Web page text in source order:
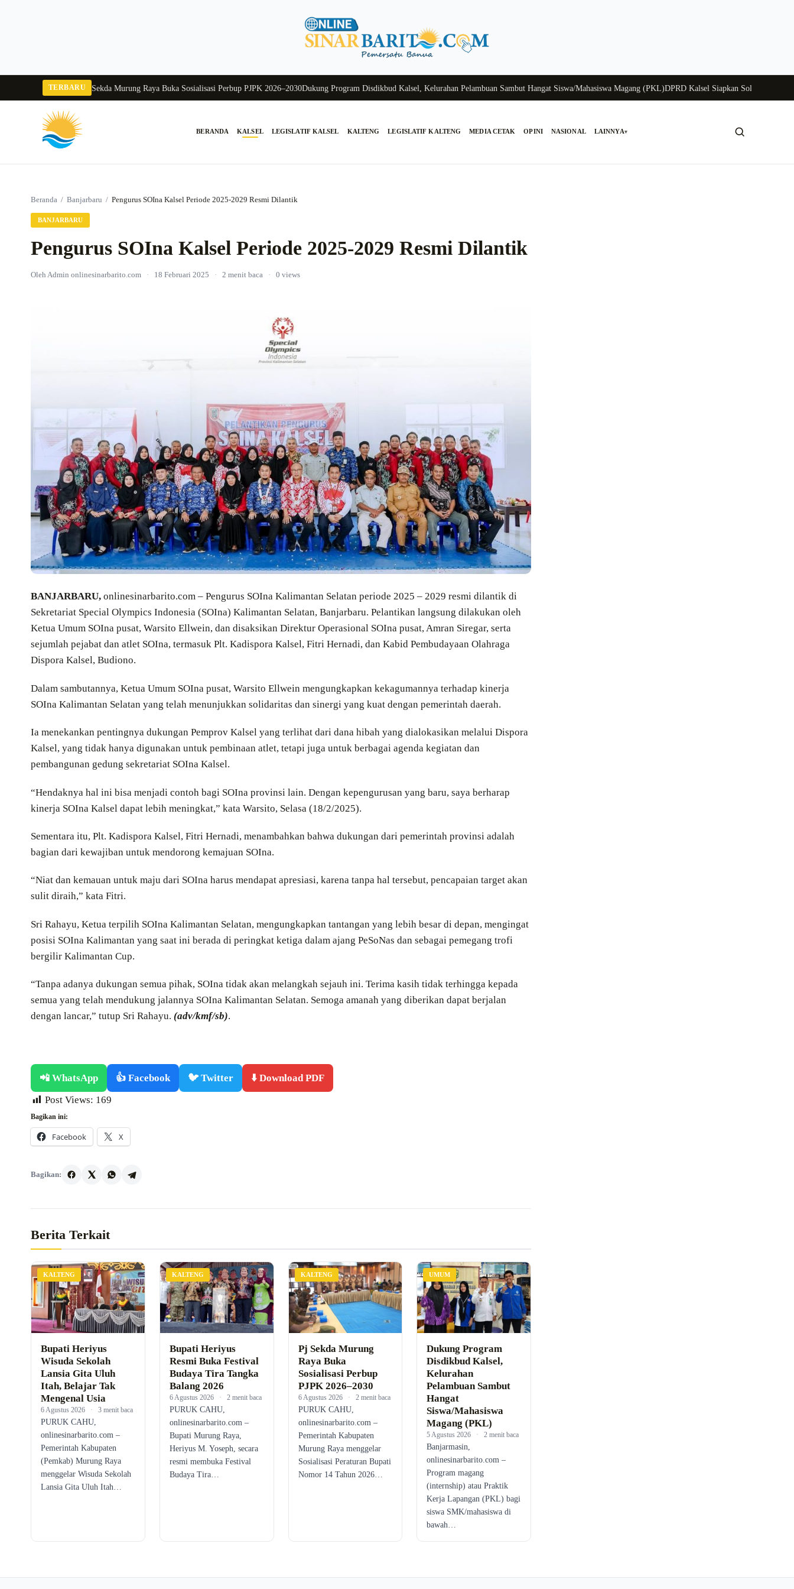
TERBARU
Balang 2026Pj Sekda Murung Raya Buka Sosialisasi Perbup PJPK 2026–2030Dukung Program Disdikbud Kalsel, Kelurahan Pelambuan Sambut Hangat Siswa/Mahasiswa Magang (PKL)DPRD Kalsel Siapkan Solusi Krisis
BERANDA KALSEL LEGISLATIF KALSEL KALTENG LEGISLATIF KALTENG MEDIA CETAK OPINI NASIONAL LAINNYA▾
Beranda / Banjarbaru / Pengurus SOIna Kalsel Periode 2025-2029 Resmi Dilantik
BANJARBARU
Pengurus SOIna Kalsel Periode 2025-2029 Resmi Dilantik
Oleh Admin onlinesinarbarito.com · 18 Februari 2025 · 2 menit baca · 0 views
BANJARBARU, onlinesinarbarito.com – Pengurus SOIna Kalimantan Selatan periode 2025 – 2029 resmi dilantik di
Sekretariat Special Olympics Indonesia (SOIna) Kalimantan Selatan, Banjarbaru. Pelantikan langsung dilakukan oleh
Ketua Umum SOIna pusat, Warsito Ellwein, dan disaksikan Direktur Operasional SOIna pusat, Amran Siregar, serta
sejumlah pejabat dan atlet SOIna, termasuk Plt. Kadispora Kalsel, Fitri Hernadi, dan Kabid Pembudayaan Olahraga
Dispora Kalsel, Budiono.
Dalam sambutannya, Ketua Umum SOIna pusat, Warsito Ellwein mengungkapkan kekagumannya terhadap kinerja
SOIna Kalimantan Selatan yang telah menunjukkan solidaritas dan sinergi yang kuat dengan pemerintah daerah.
Ia menekankan pentingnya dukungan Pemprov Kalsel yang terlihat dari dana hibah yang dialokasikan melalui Dispora
Kalsel, yang tidak hanya digunakan untuk pembinaan atlet, tetapi juga untuk berbagai agenda kegiatan dan
pembangunan gedung sekretariat SOIna Kalsel.
“Hendaknya hal ini bisa menjadi contoh bagi SOIna provinsi lain. Dengan kepengurusan yang baru, saya berharap
kinerja SOIna Kalsel dapat lebih meningkat,” kata Warsito, Selasa (18/2/2025).
Sementara itu, Plt. Kadispora Kalsel, Fitri Hernadi, menambahkan bahwa dukungan dari pemerintah provinsi adalah
bagian dari kewajiban untuk mendorong kemajuan SOIna.
“Niat dan kemauan untuk maju dari SOIna harus mendapat apresiasi, karena tanpa hal tersebut, pencapaian target akan
sulit diraih,” kata Fitri.
Sri Rahayu, Ketua terpilih SOIna Kalimantan Selatan, mengungkapkan tantangan yang lebih besar di depan, mengingat
posisi SOIna Kalimantan yang saat ini berada di peringkat ketiga dalam ajang PeSoNas dan sebagai pemegang trofi
bergilir Kalimantan Cup.
“Tanpa adanya dukungan semua pihak, SOIna tidak akan melangkah sejauh ini. Terima kasih tidak terhingga kepada
semua yang telah mendukung jalannya SOIna Kalimantan Selatan. Semoga amanah yang diberikan dapat berjalan
dengan lancar,” tutup Sri Rahayu. (adv/kmf/sb).
📲 WhatsApp 👍 Facebook 🐦 Twitter
⬇️ Download PDF
Post Views: 169
Bagikan ini:
Facebook X
Bagikan:
Berita Terkait
KALTENG
Bupati Heriyus
Wisuda Sekolah
Lansia Gita Uluh
Itah, Belajar Tak
Mengenal Usia
6 Agustus 2026 · 3 menit baca
PURUK CAHU,
onlinesinarbarito.com –
Pemerintah Kabupaten
(Pemkab) Murung Raya
menggelar Wisuda Sekolah
Lansia Gita Uluh Itah…
KALTENG
Bupati Heriyus
Resmi Buka Festival
Budaya Tira Tangka
Balang 2026
6 Agustus 2026 · 2 menit baca
PURUK CAHU,
onlinesinarbarito.com –
Bupati Murung Raya,
Heriyus M. Yoseph, secara
resmi membuka Festival
Budaya Tira…
KALTENG
Pj Sekda Murung
Raya Buka
Sosialisasi Perbup
PJPK 2026–2030
6 Agustus 2026 · 2 menit baca
PURUK CAHU,
onlinesinarbarito.com –
Pemerintah Kabupaten
Murung Raya menggelar
Sosialisasi Peraturan Bupati
Nomor 14 Tahun 2026…
UMUM
Dukung Program
Disdikbud Kalsel,
Kelurahan
Pelambuan Sambut
Hangat
Siswa/Mahasiswa
Magang (PKL)
5 Agustus 2026 · 2 menit baca
Banjarmasin,
onlinesinarbarito.com –
Program magang
(internship) atau Praktik
Kerja Lapangan (PKL) bagi
siswa SMK/mahasiswa di
bawah…